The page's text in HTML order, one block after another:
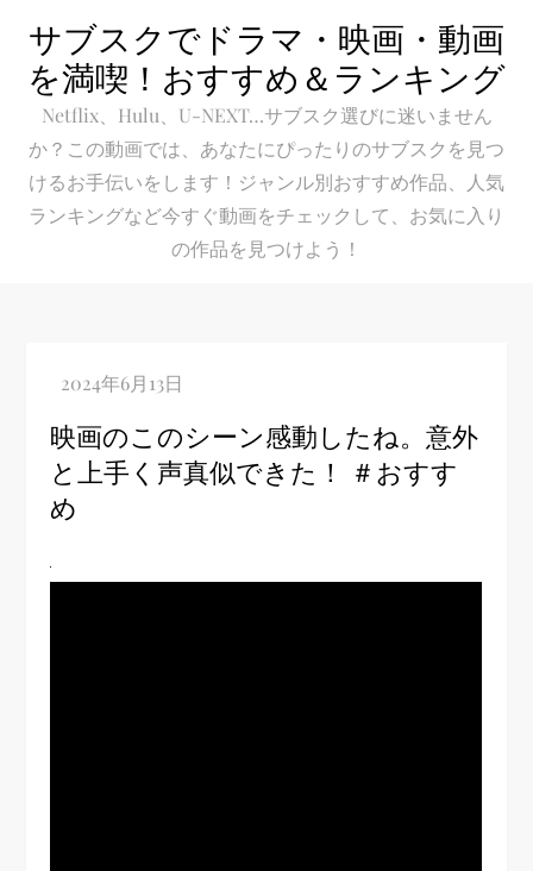
content
サブスクでドラマ・映画・動画
を満喫！おすすめ＆ランキング
Netflix、Hulu、U-NEXT…サブスク選びに迷いません
か？この動画では、あなたにぴったりのサブスクを見つ
けるお手伝いをします！ジャンル別おすすめ作品、人気
ランキングなど今すぐ動画をチェックして、お気に入り
の作品を見つけよう！
映画のこのシーン感動したね。意外
と上手く声真似できた！ ＃おすす
め